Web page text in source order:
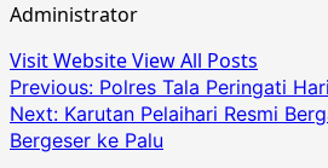
Administrator
Visit WebsiteView All Posts
Post
navigation
Previous: Polres Tala Peringati
Next: Karutan Pelaihari Resmi
Bergeser ke Palu